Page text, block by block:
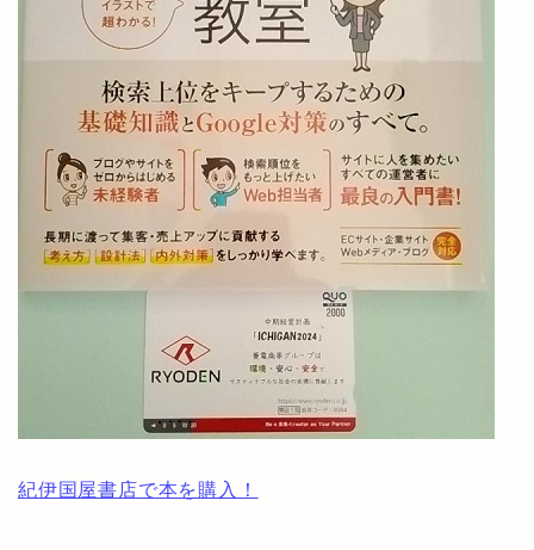
紀伊国屋書店で本を購入！